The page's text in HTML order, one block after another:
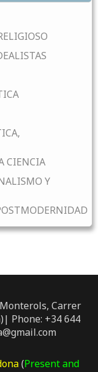
CIENCIA
Y
Carrer
Phone: +34 644
(Present and